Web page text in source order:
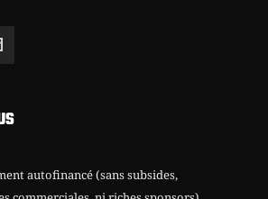
autofinancé (sans subsides,